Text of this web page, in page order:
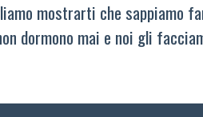
mostrarti che sappiamo
dormono mai e noi gli